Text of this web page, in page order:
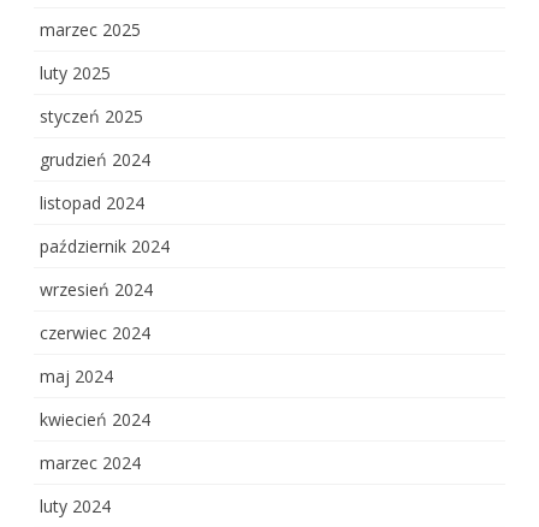
marzec 2025
luty 2025
styczeń 2025
grudzień 2024
listopad 2024
październik 2024
wrzesień 2024
czerwiec 2024
maj 2024
kwiecień 2024
marzec 2024
luty 2024